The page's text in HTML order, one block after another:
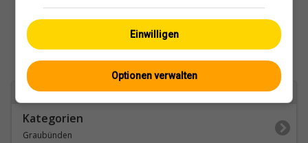
Zurück zu
Kategorien
Graubünden
Einwilligen
Optionen verwalten